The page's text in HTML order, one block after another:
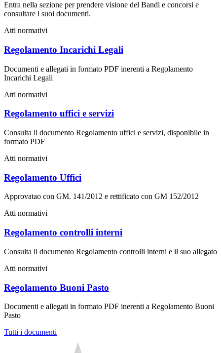
Entra nella sezione per prendere visione del Bandi e concorsi e
consultare i suoi documenti.
Atti normativi
Regolamento Incarichi Legali
Documenti e allegati in formato PDF inerenti a Regolamento
Incarichi Legali
Atti normativi
Regolamento uffici e servizi
Consulta il documento Regolamento uffici e servizi, disponibile in
formato PDF
Atti normativi
Regolamento Uffici
Approvatao con GM. 141/2012 e rettificato con GM 152/2012
Atti normativi
Regolamento controlli interni
Consulta il documento Regolamento controlli interni e il suo allegato
Atti normativi
Regolamento Buoni Pasto
Documenti e allegati in formato PDF inerenti a Regolamento Buoni
Pasto
Tutti i documenti